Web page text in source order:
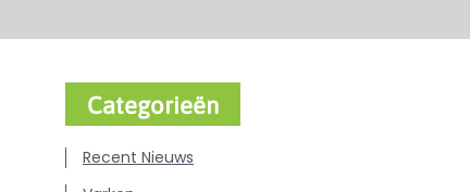
Categorieën
Recent Nieuws